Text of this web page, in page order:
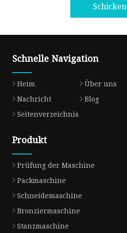
Schicken
Schnelle Navigation
Heim Über uns
Nachricht
Blog
Seitenverzeichnis
Produkt
Prüfung der Maschine
Packmaschine
Schneidemaschine
Bronziermaschine
Stanzmaschine